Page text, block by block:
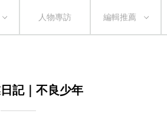
人物專訪 編輯推薦
記｜不良少年